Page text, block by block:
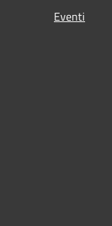
Eventi